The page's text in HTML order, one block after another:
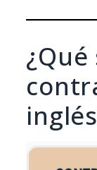
¿Qué